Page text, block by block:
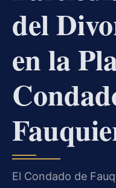
del
en la
El Condado de